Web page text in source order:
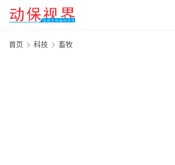
首页 科技 畜牧